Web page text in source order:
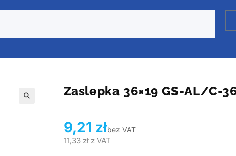
Zaslepka 36×19 GS-AL/C-
9,21 złbez VAT
11,33 złz VAT